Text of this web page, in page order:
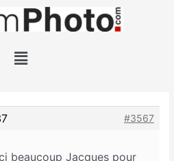
#3567
beaucoup Jacques pour